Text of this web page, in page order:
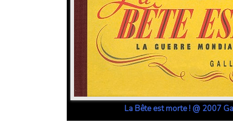
La Bête est morte ! @ 2007